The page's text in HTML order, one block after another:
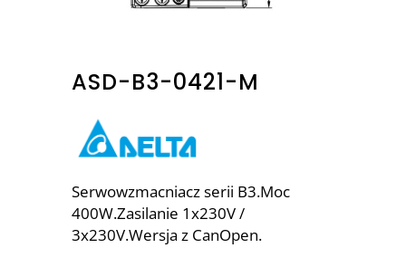
ASD-B3-0421-M
Serwowzmacniacz serii B3.Moc
400W.Zasilanie 1x230V /
3x230V.Wersja z CanOpen.